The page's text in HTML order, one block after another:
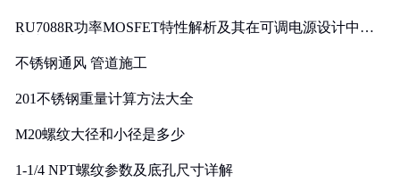
RU7088R功率MOSFET特性解析及其在可调电源设计中的
不锈钢通风 管道施工
201不锈钢重量计算方法大全
M20螺纹大径和小径是多少
1-1/4 NPT螺纹参数及底孔尺寸详解